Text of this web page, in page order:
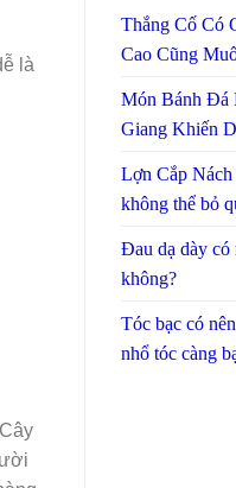
là
Thắng Cố Có
Cao Cũng
Món Bánh Đá
Giang Khiến
Lợn Cắp
không thể bỏ
Đau dạ dày có
không?
Tóc bạc có
nhổ tóc càng